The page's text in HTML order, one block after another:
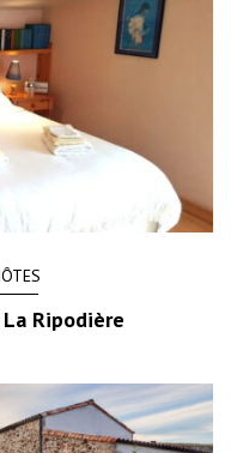
Ripodière